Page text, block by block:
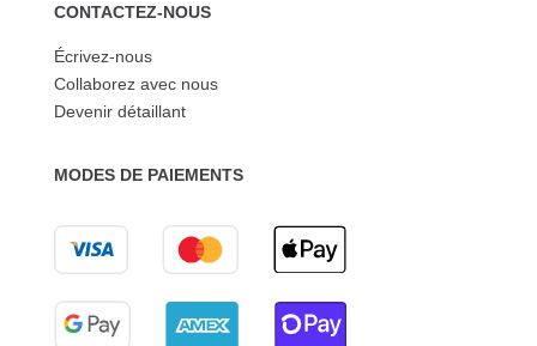
CONTACTEZ-NOUS
Écrivez-nous
Collaborez avec nous
Devenir détaillant
MODES DE PAIEMENTS